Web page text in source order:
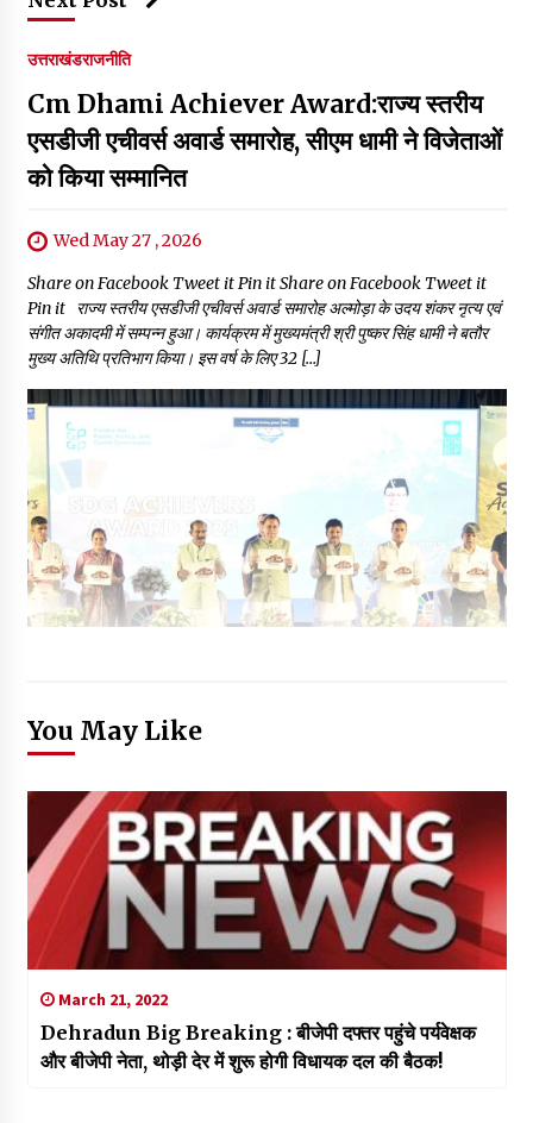
उत्तराखंडराजनीति
Cm Dhami Achiever Award:राज्य स्तरीय
एसडीजी एचीवर्स अवार्ड समारोह, सीएम धामी ने विजेताओं
को किया सम्मानित
Wed May 27 , 2026
Share on Facebook Tweet it Pin it Share on Facebook Tweet it
Pin it राज्य स्तरीय एसडीजी एचीवर्स अवार्ड समारोह अल्मोड़ा के उदय शंकर नृत्य एवं
संगीत अकादमी में सम्पन्न हुआ। कार्यक्रम में मुख्यमंत्री श्री पुष्कर सिंह धामी ने बतौर
मुख्य अतिथि प्रतिभाग किया। इस वर्ष के लिए 32 […]
You May Like
March 21, 2022
Dehradun Big Breaking : बीजेपी दफ्तर पहुंचे पर्यवेक्षक
और बीजेपी नेता, थोड़ी देर में शुरू होगी विधायक दल की बैठक!